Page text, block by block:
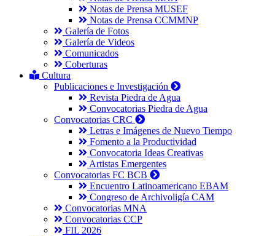
Notas de Prensa MUSEF
Notas de Prensa CCMMNP
Galería de Fotos
Galería de Videos
Comunicados
Coberturas
Cultura
Publicaciones e Investigación
Revista Piedra de Agua
Convocatorias Piedra de Agua
Convocatorias CRC
Letras e Imágenes de Nuevo Tiempo
Fomento a la Productividad
Convocatoria Ideas Creativas
Artistas Emergentes
Convocatorias FC BCB
Encuentro Latinoamericano EBAM
Congreso de Archivoligía CAM
Convocatorias MNA
Convocatorias CCP
FIL 2026